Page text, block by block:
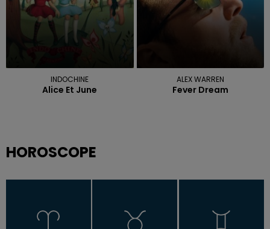
INDOCHINE
Alice Et June
ALEX WARREN
Fever Dream
HOROSCOPE